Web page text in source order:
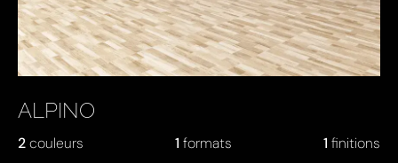
ALPINO
2couleurs 1 formats 1 finitions